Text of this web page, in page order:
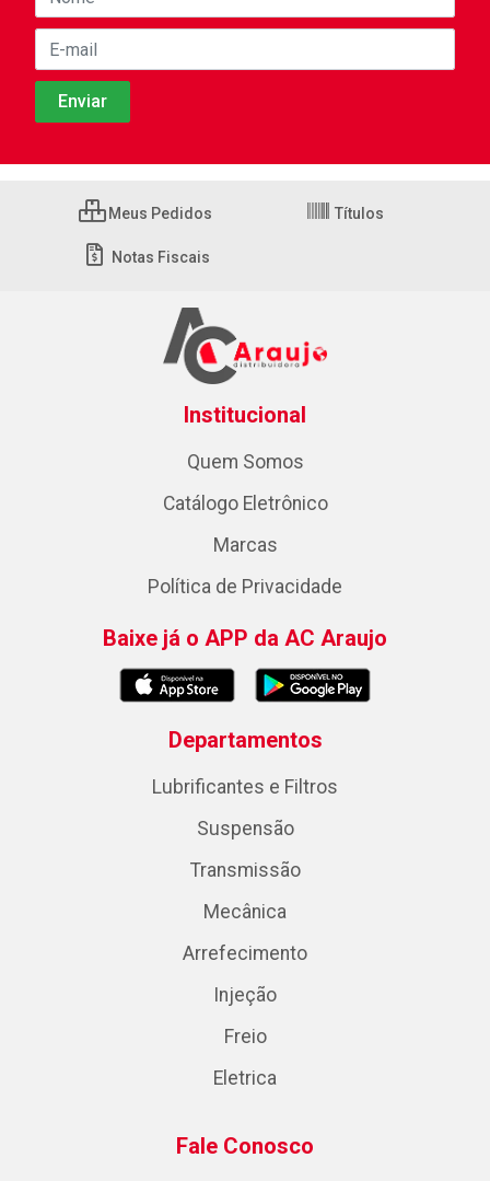
Meus Pedidos Títulos
Notas Fiscais
Institucional
Quem Somos
Catálogo Eletrônico
Marcas
Política de Privacidade
Baixe já o APP da AC Araujo
Departamentos
Lubrificantes e Filtros
Suspensão
Transmissão
Mecânica
Arrefecimento
Injeção
Freio
Eletrica
Fale Conosco